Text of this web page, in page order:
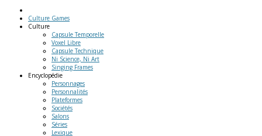
Culture Games
Culture
Capsule Temporelle
Voxel Libre
Capsule Technique
Ni Science, Ni Art
Singing Frames
Encyclopédie
Personnages
Personnalités
Plateformes
Sociétés
Salons
Séries
Lexique